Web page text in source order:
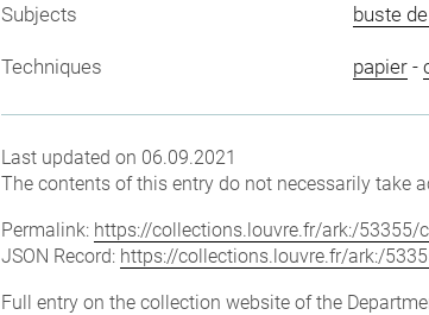
Subjects buste
Techniques papier-
Last updated on 06.09.2021
The contents of this entry do not necessarily take
Permalink: https://collections.louvre.fr/ark:/53355/
JSON Record: https://collections.louvre.fr/ark:/
Full entry on the collection website of the